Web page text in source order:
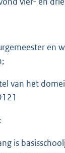
en
van het
is